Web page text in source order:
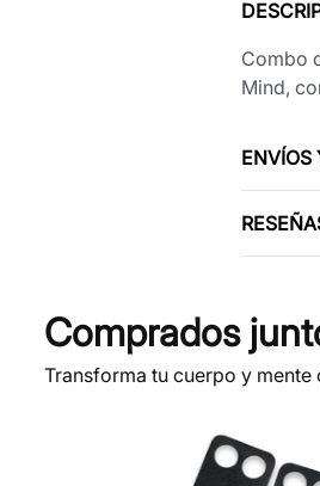
Combo
Mind,
ENVÍOS
Comprados
Transforma tu cuerpo y